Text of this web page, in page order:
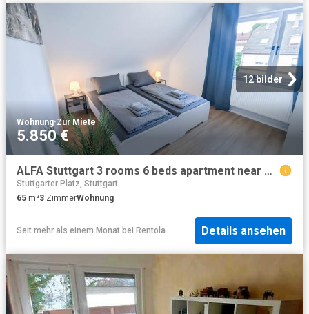
12 bilder
Wohnung·Zur Miete
5.850 €
ALFA Stuttgart 3 rooms 6 beds apartment near Wasen
Stuttgarter Platz, Stuttgart
65 m²3 ZimmerWohnung
Seit mehr als einem Monat bei Rentola Details ansehen